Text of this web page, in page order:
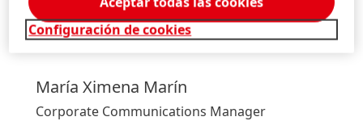
María Ximena Marín
Corporate Communications Manager
Configuración de cookies